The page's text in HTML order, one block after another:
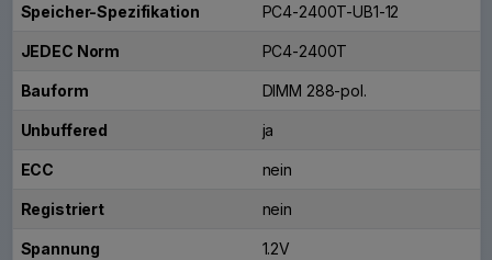
Speicher-Spezifikation PC4-2400T-UB1-12
JEDEC Norm PC4-2400T
Bauform DIMM 288-pol.
Unbuffered ja
ECC nein
Registriert nein
Spannung 1.2V